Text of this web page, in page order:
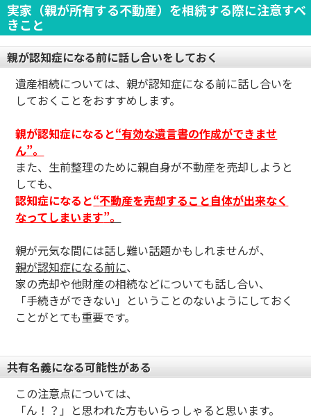
実家（親が所有する不動産）を相続する際に注意すべ
きこと
親が認知症になる前に話し合いをしておく
遺産相続については、親が認知症になる前に話し合いを
しておくことをおすすめします。
親が認知症になると“有効な遺言書の作成ができませ
ん”。
また、生前整理のために親自身が不動産を売却しようと
しても、
認知症になると“不動産を売却すること自体が出来なく
なってしまいます”。
親が元気な間には話し難い話題かもしれませんが、
親が認知症になる前に、
家の売却や他財産の相続などについても話し合い、
「手続きができない」ということのないようにしておく
ことがとても重要です。
共有名義になる可能性がある
この注意点については、
「ん！？」と思われた方もいらっしゃると思います。